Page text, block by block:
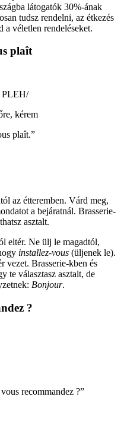
látogatók 30%-ának
tudsz rendelni, az étkezés
a véletlen rendeléseket.
plaît
PLEH/
kérem
plaît.”
az étteremben. Várd meg,
a bejáratnál. Brasserie-
asztalt.
eltér. Ne ülj le magadtól,
installez-vous (üljenek le).
vezet. Brasserie-kben és
te választasz asztalt, de
Bonjour.
?
recommandez ?”